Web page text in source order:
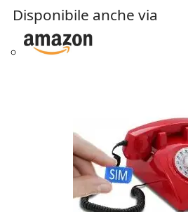
Disponibile anche via